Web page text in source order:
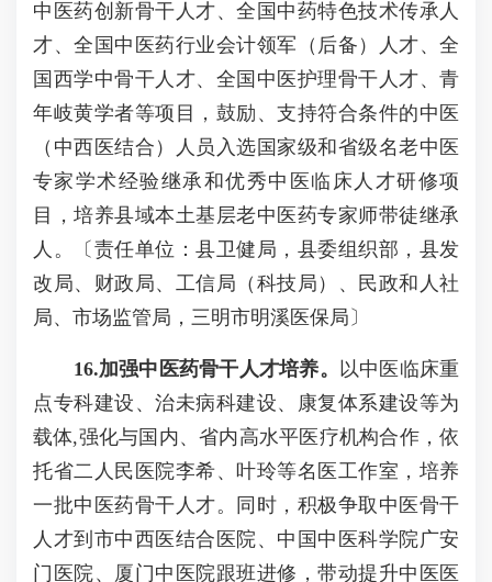
中医药创新骨干人才、全国中药特色技术传承人
才、全国中医药行业会计领军（后备）人才、全
国西学中骨干人才、全国中医护理骨干人才、青
年岐黄学者等项目，鼓励、支持符合条件的中医
（中西医结合）人员入选国家级和省级名老中医
专家学术经验继承和优秀中医临床人才研修项
目，培养县域本土基层老中医药专家师带徒继承
人。〔责任单位：县卫健局，县委组织部，县发
改局、财政局、工信局（科技局）、民政和人社
局、市场监管局，三明市明溪医保局〕
16.加强中医药骨干人才培养。
以中医临床重
点专科建设、治未病科建设、康复体系建设等为
载体,强化与国内、省内高水平医疗机构合作，依
托省二人民医院李希、叶玲等名医工作室，培养
一批中医药骨干人才。同时，积极争取中医骨干
人才到市中西医结合医院、中国中医科学院广安
门医院、厦门中医院跟班进修，带动提升中医医